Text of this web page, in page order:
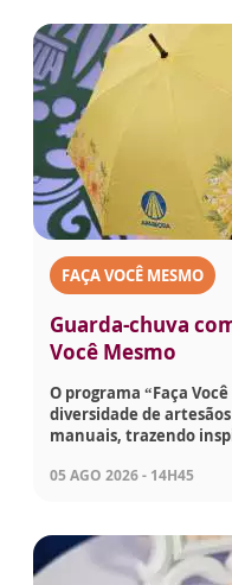
FAÇA VOCÊ MESMO
Guarda-chuva
Você Mesmo
O programa “Faça
diversidade de
manuais, trazendo
05 AGO 2026 - 14H45